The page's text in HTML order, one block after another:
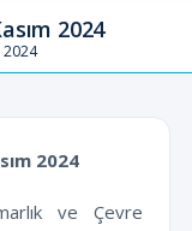
2024
2024
2024
ve Çevre